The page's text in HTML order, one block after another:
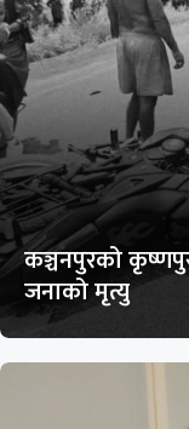
कञ्चनपुरको
जनाको मृत्यु